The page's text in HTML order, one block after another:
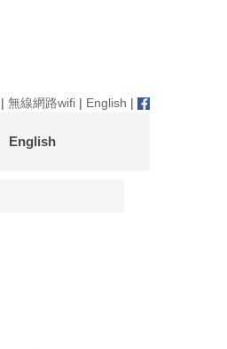
| 無線網路wifi | English |
English